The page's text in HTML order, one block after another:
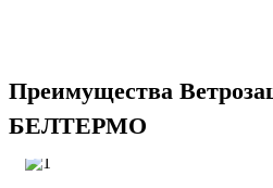
Преимущества
БЕЛТЕРМО